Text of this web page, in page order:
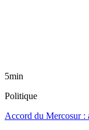
5min
Politique
Accord du Mercosur :